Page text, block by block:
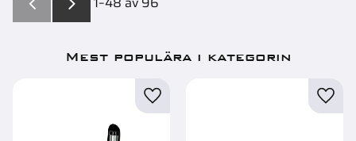
Mest populära i kategorin